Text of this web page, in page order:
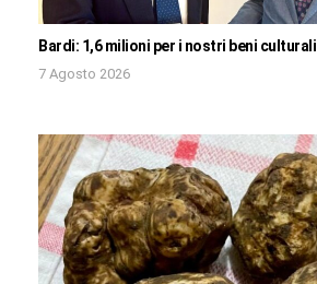
Bardi: 1,6 milioni per i nostri beni culturali
7 Agosto 2026